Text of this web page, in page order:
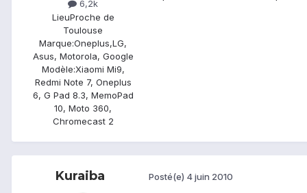
6,2k
LieuProche de
Toulouse
Marque:Oneplus,LG,
Asus, Motorola, Google
Modèle:Xiaomi Mi9,
Redmi Note 7, Oneplus
6, G Pad 8.3, MemoPad
10, Moto 360,
Chromecast 2
Kuraiba Posté(e) 4 juin 2010